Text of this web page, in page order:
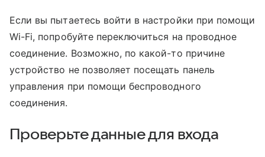
Если вы пытаетесь войти в настройки при помощи
Wi-Fi, попробуйте переключиться на проводное
соединение. Возможно, по какой-то причине
устройство не позволяет посещать панель
управления при помощи беспроводного
соединения.
Проверьте данные для входа